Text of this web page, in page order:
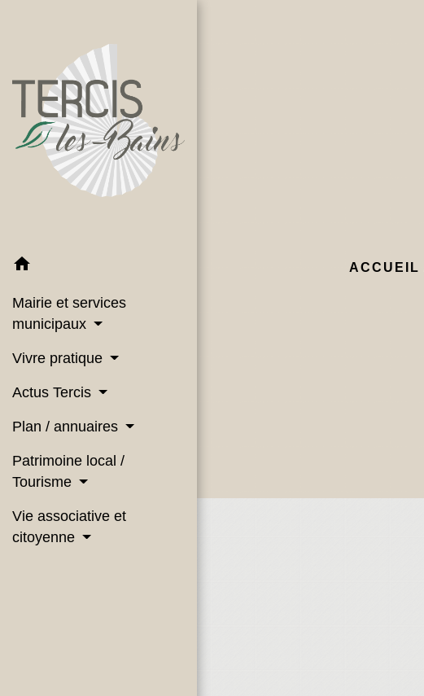
home
Mairie et services
municipaux
Vivre pratique
Actus Tercis
Plan / annuaires
Patrimoine local /
Tourisme
Vie associative et
citoyenne
ACCUEIL